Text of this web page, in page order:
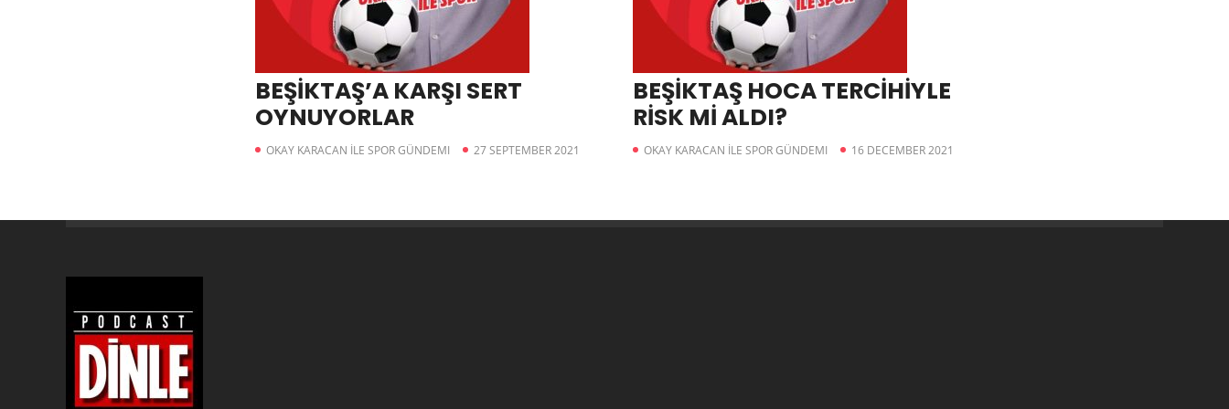
BEŞİKTAŞ’A KARŞI SERT
OYNUYORLAR
OKAY KARACAN İLE SPOR GÜNDEMI 27 SEPTEMBER 2021
BEŞİKTAŞ HOCA TERCİHİYLE
RİSK Mİ ALDI?
OKAY KARACAN İLE SPOR GÜNDEMI 16 DECEMBER 2021